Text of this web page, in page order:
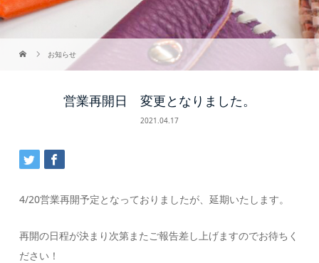
お知らせ
営業再開日 変更となりました。
2021.04.17
4/20営業再開予定となっておりましたが、延期いたします。
再開の日程が決まり次第またご報告差し上げますのでお待ちく
ださい！